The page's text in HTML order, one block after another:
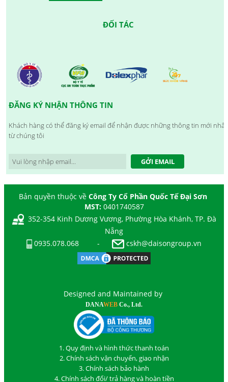
ĐỐI TÁC
ĐĂNG KÝ NHẬN THÔNG TIN
Khách hàng có thể đăng ký email để nhận được những thông tin mới nhất
từ chúng tôi
GỞI EMAIL
Bản quyền thuộc về Công Ty Cổ Phần Quốc Tế Đại Sơn
MST: 0401740587
352-354 Kinh Dương Vương, Phường Hòa Khánh, TP. Đà
Nẵng
0935.078.068
- cskh@daisongroup.vn
Designed and Maintained by
DANAWEB Co., Ltd.
1. Quy định và hình thức thanh toán
2. Chính sách vận chuyển, giao nhận
3. Chính sách bảo hành
4. Chính sách đổi/ trả hàng và hoàn tiền